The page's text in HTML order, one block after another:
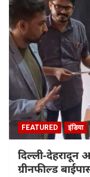
FEATURED इंडिया
दिल्ली-देहरादून
ग्रीनफील्ड